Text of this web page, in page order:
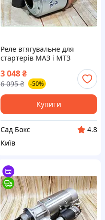
Реле втягувальне для
стартерів МАЗ і МТЗ
моделей 5404 і 5432.3708
від БАТЕ для надійного
запуску двигуна
3 048₴
6 095 ₴ -50%
Купити
Сад Бокс
4.8
Київ